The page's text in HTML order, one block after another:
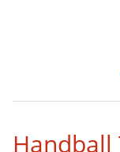
Handball